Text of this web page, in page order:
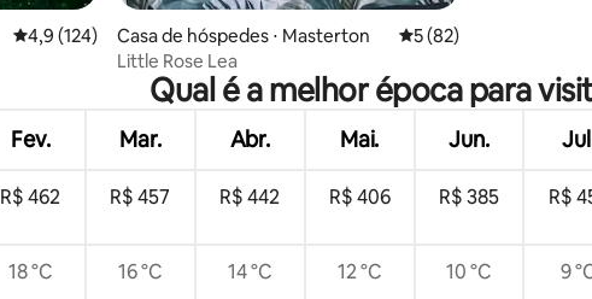
4,9 de uma avaliação média de 5, 124 avaliações
4,9 (124)
Casa de hóspedes ⋅ Masterton 5 de uma avaliação
5 (82)
Little Rose Lea
Qual é a melhor época para
Fev. Mar. Abr. Mai. Jun.
R$ 462 R$ 457 R$ 442 R$ 406 R$ 385 R$
18 °C 16 °C 14 °C 12 °C 10 °C 9